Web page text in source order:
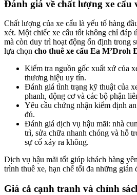
Đánh giá về chất lượng xe cẩu
Chất lượng của xe cẩu là yếu tố hàng
xét. Một chiếc xe cẩu tốt không chỉ đáp
mà còn duy trì hoạt động ổn định trong
lựa chọn cho thuê xe cẩu Ea M’Droh
Kiểm tra nguồn gốc xuất xứ của
thương hiệu uy tín.
Đánh giá tình trạng kỹ thuật của
phanh, động cơ và các bộ phận
Yêu cầu chứng nhận kiểm định
đủ.
Đánh giá dịch vụ hậu mãi: nhà
trì, sửa chữa nhanh chóng và hỗ
sự cố xảy ra không.
Dịch vụ hậu mãi tốt giúp khách hàng
trình thuê xe, hạn chế tối đa những gián
Giá cả cạnh tranh và chính